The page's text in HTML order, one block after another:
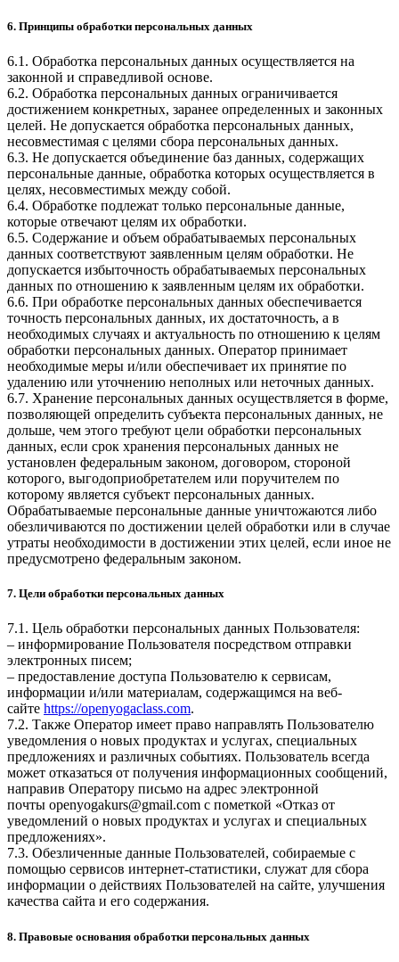
6. Принципы обработки персональных данных
6.1. Обработка персональных данных осуществляется на
законной и справедливой основе.
6.2. Обработка персональных данных ограничивается
достижением конкретных, заранее определенных и законных
целей. Не допускается обработка персональных данных,
несовместимая с целями сбора персональных данных.
6.3. Не допускается объединение баз данных, содержащих
персональные данные, обработка которых осуществляется в
целях, несовместимых между собой.
6.4. Обработке подлежат только персональные данные,
которые отвечают целям их обработки.
6.5. Содержание и объем обрабатываемых персональных
данных соответствуют заявленным целям обработки. Не
допускается избыточность обрабатываемых персональных
данных по отношению к заявленным целям их обработки.
6.6. При обработке персональных данных обеспечивается
точность персональных данных, их достаточность, а в
необходимых случаях и актуальность по отношению к целям
обработки персональных данных. Оператор принимает
необходимые меры и/или обеспечивает их принятие по
удалению или уточнению неполных или неточных данных.
6.7. Хранение персональных данных осуществляется в форме,
позволяющей определить субъекта персональных данных, не
дольше, чем этого требуют цели обработки персональных
данных, если срок хранения персональных данных не
установлен федеральным законом, договором, стороной
которого, выгодоприобретателем или поручителем по
которому является субъект персональных данных.
Обрабатываемые персональные данные уничтожаются либо
обезличиваются по достижении целей обработки или в случае
утраты необходимости в достижении этих целей, если иное не
предусмотрено федеральным законом.
7. Цели обработки персональных данных
7.1. Цель обработки персональных данных Пользователя:
– информирование Пользователя посредством отправки
электронных писем;
– предоставление доступа Пользователю к сервисам,
информации и/или материалам, содержащимся на веб-
сайте https://openyogaclass.com.
7.2. Также Оператор имеет право направлять Пользователю
уведомления о новых продуктах и услугах, специальных
предложениях и различных событиях. Пользователь всегда
может отказаться от получения информационных сообщений,
направив Оператору письмо на адрес электронной
почты openyogakurs@gmail.com с пометкой «Отказ от
уведомлений о новых продуктах и услугах и специальных
предложениях».
7.3. Обезличенные данные Пользователей, собираемые с
помощью сервисов интернет-статистики, служат для сбора
информации о действиях Пользователей на сайте, улучшения
качества сайта и его содержания.
8. Правовые основания обработки персональных данных